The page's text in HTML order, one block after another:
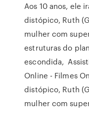
Aos 10 anos, ele
distópico, Ruth
mulher com
estruturas do
escondida,
Online - Filmes
distópico, Ruth
mulher com